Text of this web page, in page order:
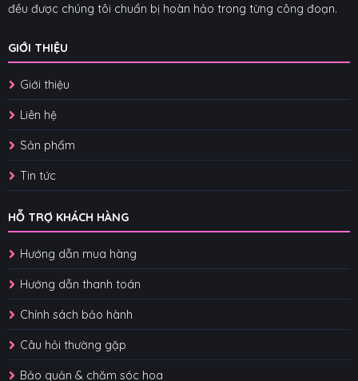
đều được chúng tôi chuẩn bị hoàn hảo trong từng công đoạn.
GIỚI THIỆU
Giới thiệu
Liên hệ
Sản phẩm
Tin tức
HỖ TRỢ KHÁCH HÀNG
Hướng dẫn mua hàng
Hướng dẫn thanh toán
Chính sách bảo hành
Câu hỏi thường gặp
Bảo quản & chăm sóc hoa